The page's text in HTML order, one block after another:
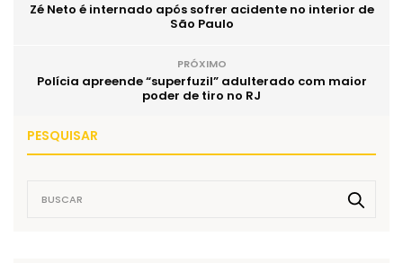
Zé Neto é internado após sofrer acidente no interior de
São Paulo
PRÓXIMO
Polícia apreende “superfuzil” adulterado com maior
poder de tiro no RJ
PESQUISAR